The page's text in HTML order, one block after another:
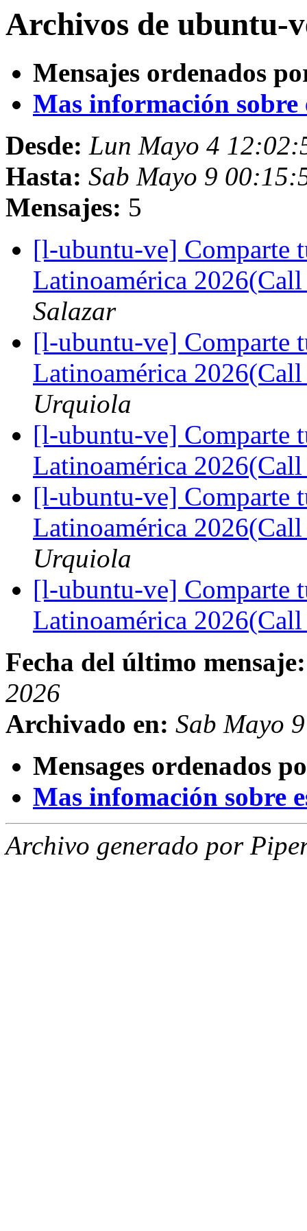
Archivos de ubuntu-
Mensajes ordenados
Mas información sobre
Desde: Lun Mayo 4
Hasta: Sab Mayo 9
Mensajes: 5
[l-ubuntu-ve] Comparte
Latinoamérica
Salazar
[l-ubuntu-ve] Comparte
Latinoamérica
Urquiola
[l-ubuntu-ve] Comparte
Latinoamérica
[l-ubuntu-ve] Comparte
Latinoamérica
Urquiola
[l-ubuntu-ve] Comparte
Latinoamérica
Fecha del último mensaje:
2026
Archivado en: Sab Mayo
Mensages ordenados
Mas infomación sobre
Archivo generado por